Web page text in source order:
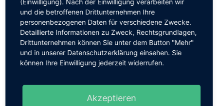
An den Ladegastorgeln: Martin Rost (Stralsund)
Solisten
Merseburger Hofmusik
Leitung: Michael Schönheit
Das große Abendkonzert II
(Einwilligung). Nach der Einwilligung verarbeiten wir
und die betroffenen Drittunternehmen Ihre
personenbezogenen Daten für verschiedene Zwecke.
Detaillierte Informationen zu Zweck, Rechtsgrundlagen,
Drittunternehmen können Sie unter dem Button "Mehr"
und in unserer Datenschutzerklärung einsehen. Sie
können Ihre Einwilligung jederzeit widerrufen.
Akzeptieren